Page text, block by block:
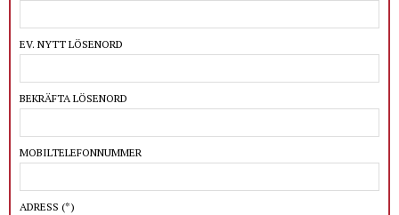
EV. NYTT LÖSENORD
BEKRÄFTA LÖSENORD
MOBILTELEFONNUMMER
ADRESS (*)